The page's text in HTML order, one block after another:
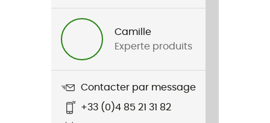
Frequency Spectron 3
Polymère bio-sourcé Rilsan®
Camille
Experte produits
Contacter par message
+33 (0)4 85 21 31 82